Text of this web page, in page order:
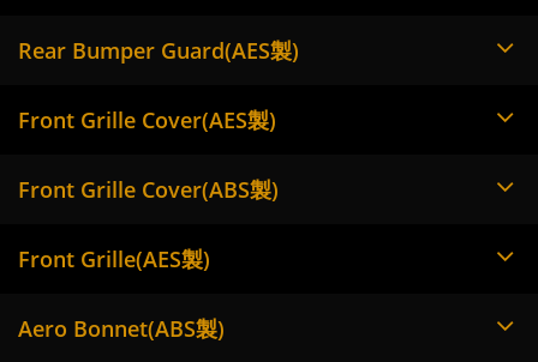
Rear Bumper Guard(AES製)
Front Grille Cover(AES製)
Front Grille Cover(ABS製)
Front Grille(AES製)
Aero Bonnet(ABS製)